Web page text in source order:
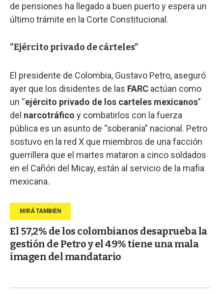
de pensiones ha llegado a buen puerto y espera un
último trámite en la Corte Constitucional.
"Ejército privado de cárteles"
El presidente de Colombia, Gustavo Petro, aseguró
ayer que los disidentes de las FARC actúan como
un “ejército privado de los carteles mexicanos”
del narcotráfico y combatirlos con la fuerza
pública es un asunto de “soberanía” nacional. Petro
sostuvo en la red X que miembros de una facción
guerrillera que el martes mataron a cinco soldados
en el Cañón del Micay, están al servicio de la mafia
mexicana.
El 57,2% de los colombianos desaprueba la
gestión de Petro y el 49% tiene una mala
imagen del mandatario